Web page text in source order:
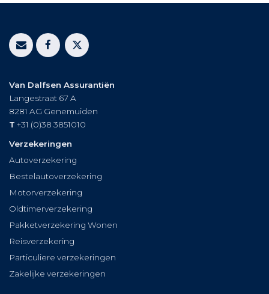
Van Dalfsen Assurantiën
Langestraat 67 A
8281 AG Genemuiden
T +31 (0)38 3851010
Verzekeringen
Autoverzekering
Bestelautoverzekering
Motorverzekering
Oldtimerverzekering
Pakketverzekering Wonen
Reisverzekering
Particuliere verzekeringen
Zakelijke verzekeringen